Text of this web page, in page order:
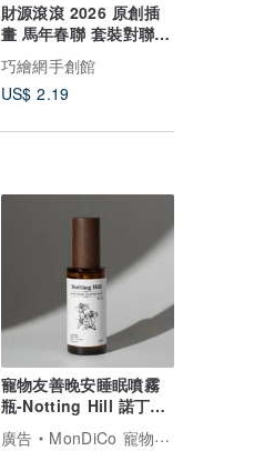
財源滾滾 2026 原創插
畫 馬年春聯 套裝對聯
長方型
巧繪網手創館
US$ 2.19
寵物友善晚安睡眠噴霧
瓶-Notting Hill 諾丁丘
(富豪花香調)
廣告
MonDiCo 寵物友善香氛